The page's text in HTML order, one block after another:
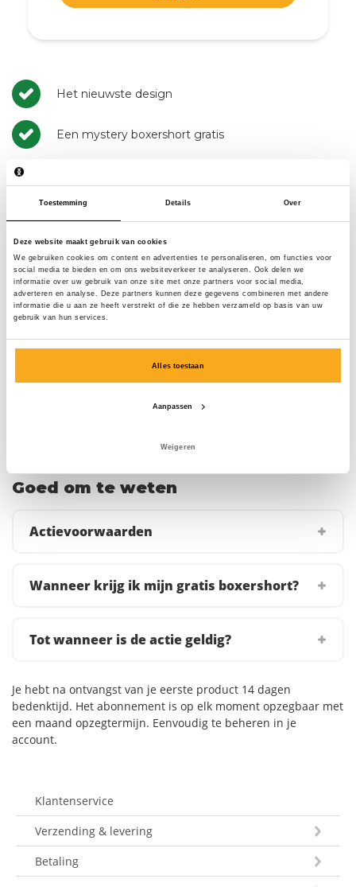
Toestemming Details Over
Deze website maakt gebruik van cookies
We gebruiken cookies om content en advertenties te personaliseren, om functies voor
social media te bieden en om ons websiteverkeer te analyseren. Ook delen we
informatie over uw gebruik van onze site met onze partners voor social media,
adverteren en analyse. Deze partners kunnen deze gegevens combineren met andere
informatie die u aan ze heeft verstrekt of die ze hebben verzameld op basis van uw
gebruik van hun services.
Alles toestaan
Aanpassen
Weigeren
Je gratis boxershort ligt klaar.
Sluit nu je abonnement af en ontvang een gratis
welkomstcadeau bij je eerste levering! Exclusieve designs,
topkwaliteit en verrassende prints voor een scherpe prijs.
Het nieuwste design
Een mystery boxershort gratis
Goed om te weten
Actievoorwaarden
Wanneer krijg ik mijn gratis boxershort?
Tot wanneer is de actie geldig?
Je hebt na ontvangst van je eerste product 14 dagen
bedenktijd. Het abonnement is op elk moment opzegbaar met
een maand opzegtermijn. Eenvoudig te beheren in je
account.
Klantenservice
Verzending & levering
Betaling